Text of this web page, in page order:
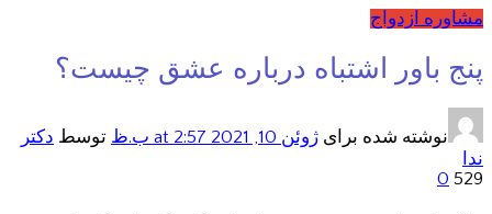
مشاوره ازدواج
پنج باور اشتباه درباره عشق چیست؟
نوشته شده برای ژوئن 10, 2021 at 2:57 ب.ظ توسط دکتر
ندا
529
0